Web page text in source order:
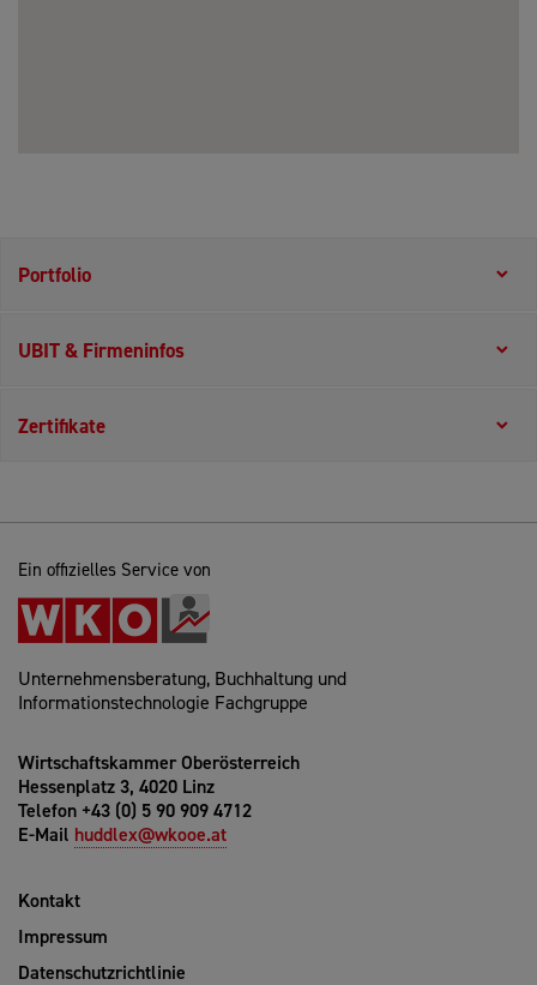
Portfolio
UBIT & Firmeninfos
Zertifikate
Ein offizielles Service von
Unternehmensberatung, Buchhaltung und
Informationstechnologie Fachgruppe
Wirtschaftskammer Oberösterreich
Hessenplatz 3, 4020 Linz
Telefon +43 (0) 5 90 909 4712
E-Mail huddlex@wkooe.at
Kontakt
Impressum
Datenschutzrichtlinie